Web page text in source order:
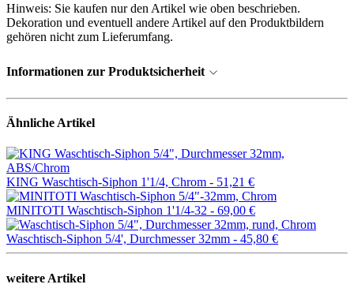
Hinweis: Sie kaufen nur den Artikel wie oben beschrieben.
Dekoration und eventuell andere Artikel auf den Produktbildern
gehören nicht zum Lieferumfang.
Informationen zur Produktsicherheit
Ähnliche Artikel
KING Waschtisch-Siphon 1'1/4, Chrom - 51,21 €
MINITOTI Waschtisch-Siphon 1'1/4-32 - 69,00 €
Waschtisch-Siphon 5/4', Durchmesser 32mm - 45,80 €
weitere Artikel